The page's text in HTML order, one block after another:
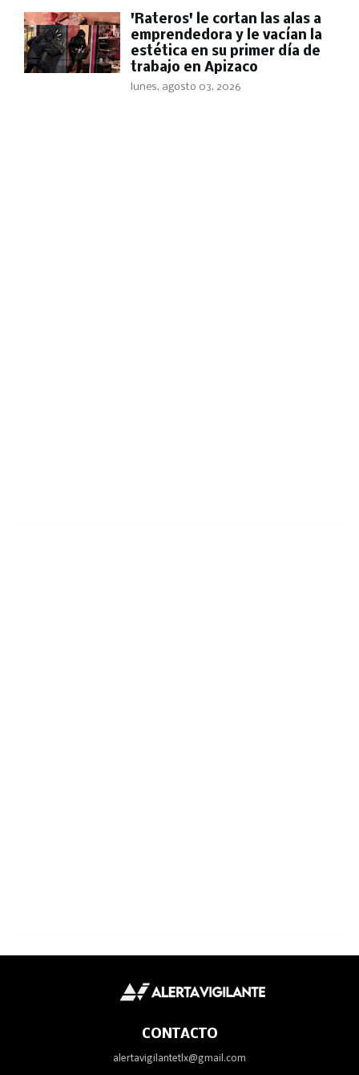
'Rateros' le cortan las alas a
emprendedora y le vacían la
estética en su primer día de
trabajo en Apizaco
lunes, agosto 03, 2026
CONTACTO
alertavigilantetlx@gmail.com